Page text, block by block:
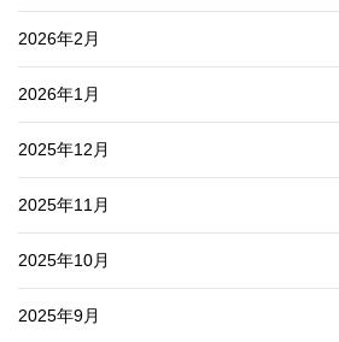
2026年2月
2026年1月
2025年12月
2025年11月
2025年10月
2025年9月